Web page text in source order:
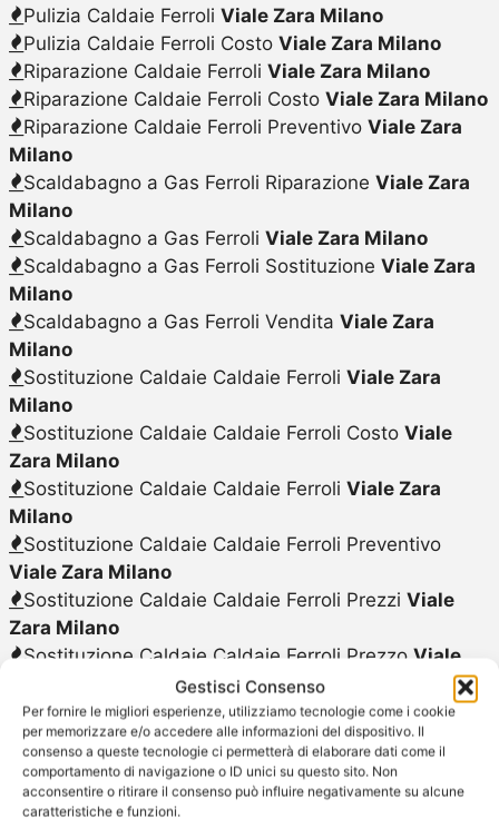
Gestisci Consenso
Per fornire le migliori esperienze, utilizziamo tecnologie come i cookie
per memorizzare e/o accedere alle informazioni del dispositivo. Il
consenso a queste tecnologie ci permetterà di elaborare dati come il
comportamento di navigazione o ID unici su questo sito. Non
acconsentire o ritirare il consenso può influire negativamente su alcune
caratteristiche e funzioni.
Pulizia Caldaie Ferroli Viale Zara Milano
Pulizia Caldaie Ferroli Costo Viale Zara Milano
Riparazione Caldaie Ferroli Viale Zara Milano
Riparazione Caldaie Ferroli Costo Viale Zara Milano
Riparazione Caldaie Ferroli Preventivo Viale Zara
Milano
Scaldabagno a Gas Ferroli Riparazione Viale Zara
Milano
Scaldabagno a Gas Ferroli Viale Zara Milano
Scaldabagno a Gas Ferroli Sostituzione Viale Zara
Milano
Scaldabagno a Gas Ferroli Vendita Viale Zara
Milano
Sostituzione Caldaie Caldaie Ferroli Viale Zara
Milano
Sostituzione Caldaie Caldaie Ferroli Costo Viale
Zara Milano
Sostituzione Caldaie Caldaie Ferroli Viale Zara
Milano
Sostituzione Caldaie Caldaie Ferroli Preventivo
Viale Zara Milano
Sostituzione Caldaie Caldaie Ferroli Prezzi Viale
Zara Milano
Sostituzione Caldaie Caldaie Ferroli Prezzo Viale
Sostituzione Caldaie FerroliViale Zara Milano
Sostituzione Scalda Acqua Elettrico FerroliViale
Zara Milano
Sostituzione Scalda Acqua a Gas FerroliViale Zara
Milano